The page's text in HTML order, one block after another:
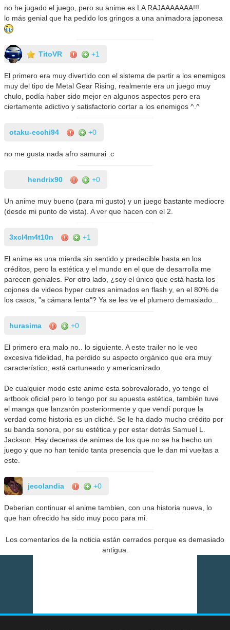
no he jugado el juego, pero su anime es LA RAJAAAAAAA!!!
lo más genial que ha pedido los gringos a una animadora japonesa
TitoVR +1
El primero era muy divertido con el sistema de partir a los enemigos
muy del tipo de Metal Gear Rising, realmente era un juego muy
chulo, podía haber sido mejor en algunos aspectos pero era
ciertamente adictivo y satisfactorio cortar a los enemigos ^.^
otaku-ecchi94 +0
no me gusta nada afro samurai :c
hendrix90 +0
Un anime muy bueno (para mi gusto) y un juego bastante mediocre
(desde mi punto de vista). A ver que hacen con el 2.
3xcl4m4t10n +1
El anime es una mierda sin sentido y predecible hasta en los
créditos, pero la estética y el mundo en el que de desarrolla me
parecen geniales. Por otro lado, ¿soy el único que está hasta los
cojones de videos hyper cutres animados en flash y, en el 80% de
los casos, "a cámara lenta"? Ya se les ve el plumero demasiado...
hurasima +0
El primero era malo no.. lo siguiente. A este trailer no le veo
excesiva fidelidad, ha perdido su aspecto orgánico que era muy
característico, está cartuneado y americanizado.
De cualquier modo este anime esta sobrevalorado, yo tengo el
artbook oficial pero lo tengo por su apuesta estética, también tuve
el manga que lanzarón posteriormente y que vendí porque la
verdad como historia es un cliché. Se le ha dado mucho crédito por
su banda sonora, por su estética y por estar detrás Samuel L.
Jackson. Hay decenas de animes de los que no se ha hecho un
juego y que no han tenido tanta presencia que le dan mi vueltas a
este.
jecolandia +0
Deberian continuar el anime tambien, con una historia nueva, lo
que han ofrecido ha sido muy poco para mi.
Los comentarios de la noticia están cerrados porque es demasiado
antigua.